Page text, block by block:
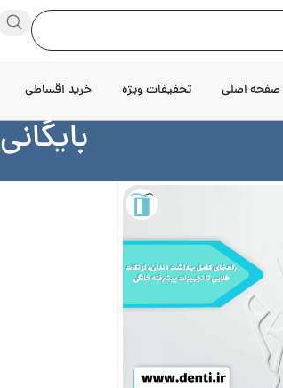
صفحه اصلی تخفیفات ویژه خرید اقساطی